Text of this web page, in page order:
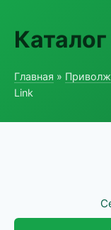
Главная »
Link